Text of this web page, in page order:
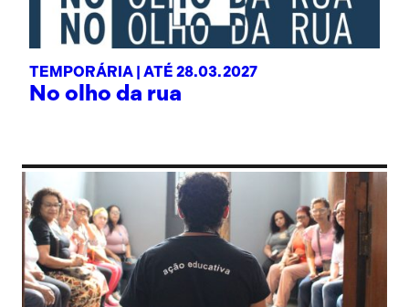
TEMPORÁRIA | ATÉ 28.03.2027
No olho da rua